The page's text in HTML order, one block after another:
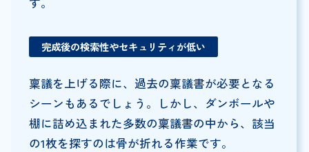
完成後の検索性やセキュリティが低い
稟議を上げる際に、過去の稟議書が必要となる
シーンもあるでしょう。しかし、ダンボールや
棚に詰め込まれた多数の稟議書の中から、該当
の1枚を探すのは骨が折れる作業です。